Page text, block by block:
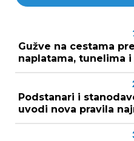
Gužve na cestama
naplatama, tunelima
Podstanari i
uvodi nova pravila